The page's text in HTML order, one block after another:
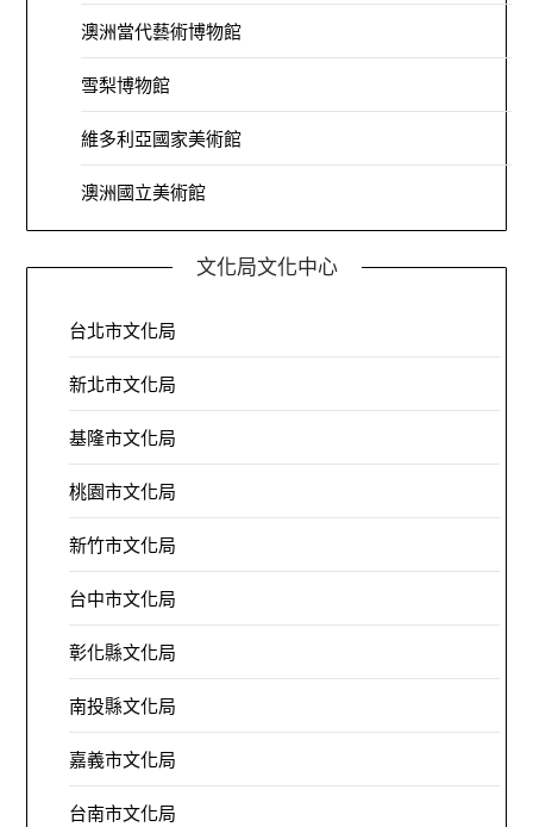
澳洲當代藝術博物館
雪梨博物館
維多利亞國家美術館
澳洲國立美術館
文化局文化中心
台北市文化局
新北市文化局
基隆市文化局
桃園市文化局
新竹市文化局
台中市文化局
彰化縣文化局
南投縣文化局
嘉義市文化局
台南市文化局